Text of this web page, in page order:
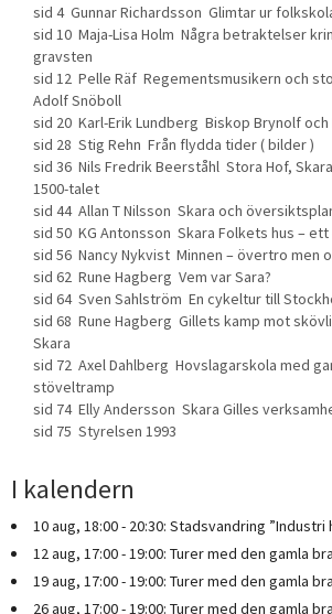
sid 4 Gunnar Richardsson Glimtar ur
sid 10 Maja-Lisa Holm Några betraktelser
gravsten
sid 12 Pelle Räf Regementsmusikern och
Adolf Snöboll
sid 20 Karl-Erik Lundberg Biskop Brynolf
sid 28 Stig Rehn Från flydda tider ( bilder )
sid 36 Nils Fredrik Beerståhl Stora Hof,
1500-talet
sid 44 Allan T Nilsson Skara och
sid 50 KG Antonsson Skara Folkets hus –
sid 56 Nancy Nykvist Minnen – övertro men
sid 62 Rune Hagberg Vem var Sara?
sid 64 Sven Sahlström En cykeltur till
sid 68 Rune Hagberg Gillets kamp mot
Skara
sid 72 Axel Dahlberg Hovslagarskola med
stöveltramp
sid 74 Elly Andersson Skara Gilles
sid 75 Styrelsen 1993
I kalendern
10 aug, 18:00 - 20:30: Stadsvandring ”Industri
12 aug, 17:00 - 19:00: Turer med den gamla
19 aug, 17:00 - 19:00: Turer med den gamla
26 aug, 17:00 - 19:00: Turer med den gamla